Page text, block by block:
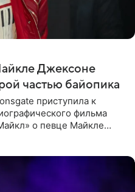
Джексоне
частью байопика
приступила к
фильма
о певце Майкле